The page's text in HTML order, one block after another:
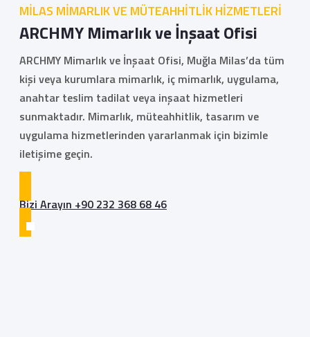
MİLAS MİMARLIK VE MÜTEAHHİTLİK HİZMETLERİ
ARCHMY Mimarlık ve İnşaat Ofisi
ARCHMY Mimarlık ve İnşaat Ofisi, Muğla Milas’da tüm
kişi veya kurumlara mimarlık, iç mimarlık, uygulama,
anahtar teslim tadilat veya inşaat hizmetleri
sunmaktadır. Mimarlık, müteahhitlik, tasarım ve
uygulama hizmetlerinden yararlanmak için bizimle
iletişime geçin.
Bizi Arayın +90 232 368 68 46